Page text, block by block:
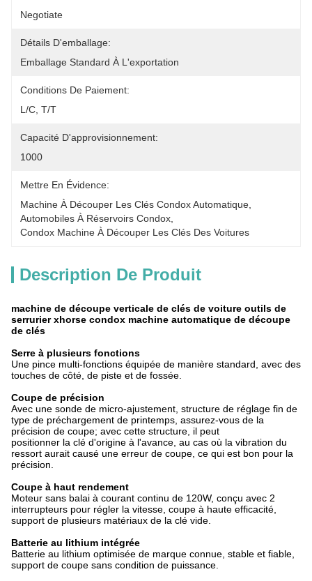
Negotiate
Détails D'emballage:
Emballage Standard À L'exportation
Conditions De Paiement:
L/C, T/T
Capacité D'approvisionnement:
1000
Mettre En Évidence:
Machine À Découper Les Clés Condox Automatique
Automobiles À Réservoirs Condox
Condox Machine À Découper Les Clés Des Voitures
Description De Produit
machine de découpe verticale de clés de voiture outils de
serrurier xhorse condox machine automatique de découpe
de clés
Serre à plusieurs fonctions
Une pince multi-fonctions équipée de manière standard, avec des
touches de côté, de piste et de fossée.
Coupe de précision
Avec une sonde de micro-ajustement, structure de réglage fin de
type de préchargement de printemps, assurez-vous de la
précision de coupe; avec cette structure, il peut
positionner la clé d'origine à l'avance, au cas où la vibration du
ressort aurait causé une erreur de coupe, ce qui est bon pour la
précision.
Coupe à haut rendement
Moteur sans balai à courant continu de 120W, conçu avec 2
interrupteurs pour régler la vitesse, coupe à haute efficacité,
support de plusieurs matériaux de la clé vide.
Batterie au lithium intégrée
Batterie au lithium optimisée de marque connue, stable et fiable,
support de coupe sans condition de puissance.